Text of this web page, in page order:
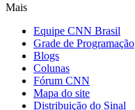
Mais
Equipe CNN Brasil
Grade de Programação
Blogs
Colunas
Fórum CNN
Mapa do site
Distribuição do Sinal